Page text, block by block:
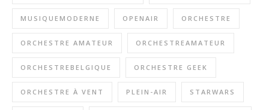
MUSIQUEMODERNE OPENAIR ORCHESTRE
ORCHESTRE AMATEUR ORCHESTREAMATEUR
ORCHESTREBELGIQUE ORCHESTRE GEEK
ORCHESTRE À VENT PLEIN-AIR STARWARS